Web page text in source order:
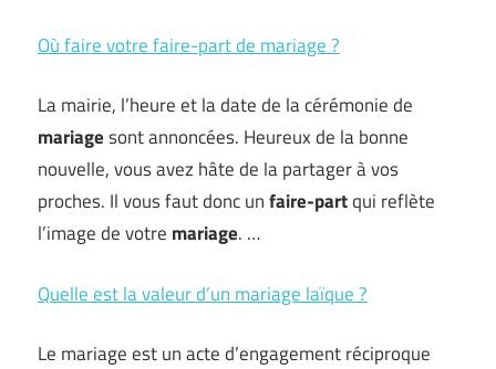
Où faire votre faire-part de mariage ?
La mairie, l’heure et la date de la cérémonie de
mariagesont annoncées. Heureux de la bonne
nouvelle, vous avez hâte de la partager à vos
proches. Il vous faut donc unfaire-partqui reflète
l’image de votre mariage. …
Quelle est la valeur d’un mariage laïque ?
Le mariage est un acte d’engagement réciproque